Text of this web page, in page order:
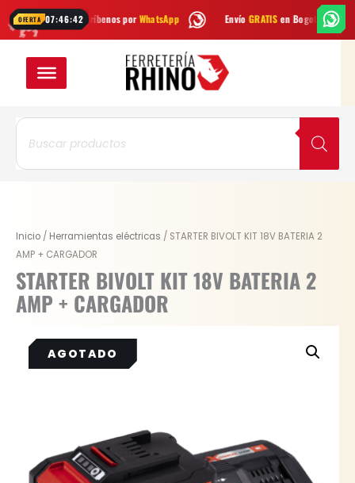
OFERTA 07:46:41
Escríbenos porWhatsApp Envío GRATIS en Bogotá Envío
al
contenido
Búsqueda
productos
Inicio / Herramientas eléctricas / STARTER BIVOLT KIT 18V BATERIA 2
AMP + CARGADOR
STARTER BIVOLT KIT 18V BATERIA 2
AMP + CARGADOR
Original
price
was:
$ 275.600.
Current
price
is:
$ 179.140.